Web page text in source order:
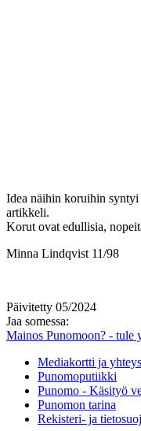
Idea näihin koruihin syntyi
artikkeli.
Korut ovat edullisia,
Minna Lindqvist 11/98
Päivitetty 05/2024
Jaa somessa:
Mainos Punomoon? - tule
Mediakortti ja
Punomoputiikki
Punomo - Käsityö
Punomon tarina
Rekisteri- ja